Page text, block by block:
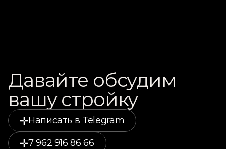
Давайте обсудим
вашу стройку
Написать в Telegram
7 962 916 86 66